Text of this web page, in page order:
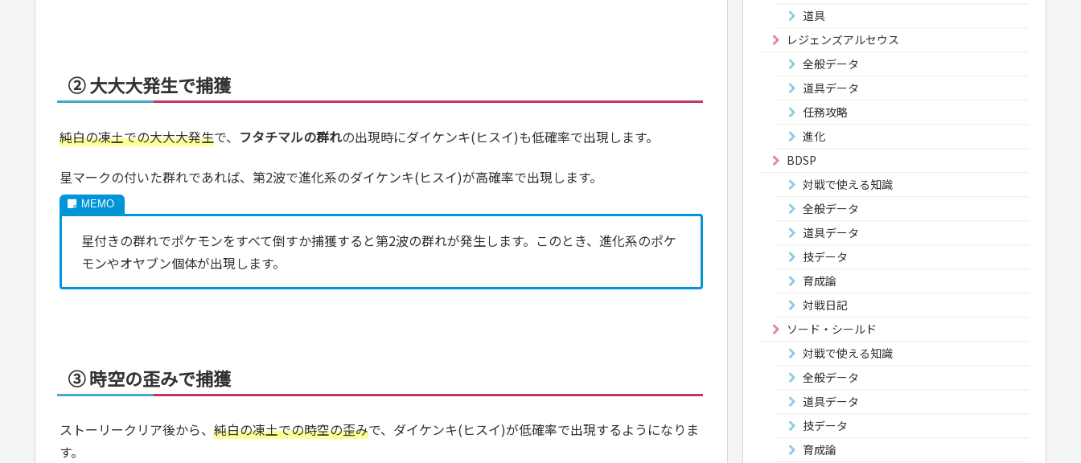
② 大大大発生で捕獲
純白の凍土での大大大発生で、 フタチマルの群れの出現時にダイケンキ(ヒスイ)も低確率で出現します。
星マークの付いた群れであれば、第2波で進化系のダイケンキ(ヒスイ)が高確率で出現します。
星付きの群れでポケモンをすべて倒すか捕獲すると第2波の群れが発生します。このとき、進化系のポケ
モンやオヤブン個体が出現します。
③ 時空の歪みで捕獲
ストーリークリア後から、 純白の凍土での時空の歪みで、ダイケンキ(ヒスイ)が低確率で出現するようになりま
す。
道具
レジェンズアルセウス
全般データ
道具データ
任務攻略
進化
BDSP
対戦で使える知識
全般データ
道具データ
技データ
育成論
対戦日記
ソード・シールド
対戦で使える知識
全般データ
道具データ
技データ
育成論